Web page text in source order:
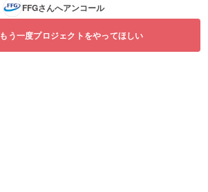
FFGさんへアンコール
もう一度プロジェクトをやってほしい